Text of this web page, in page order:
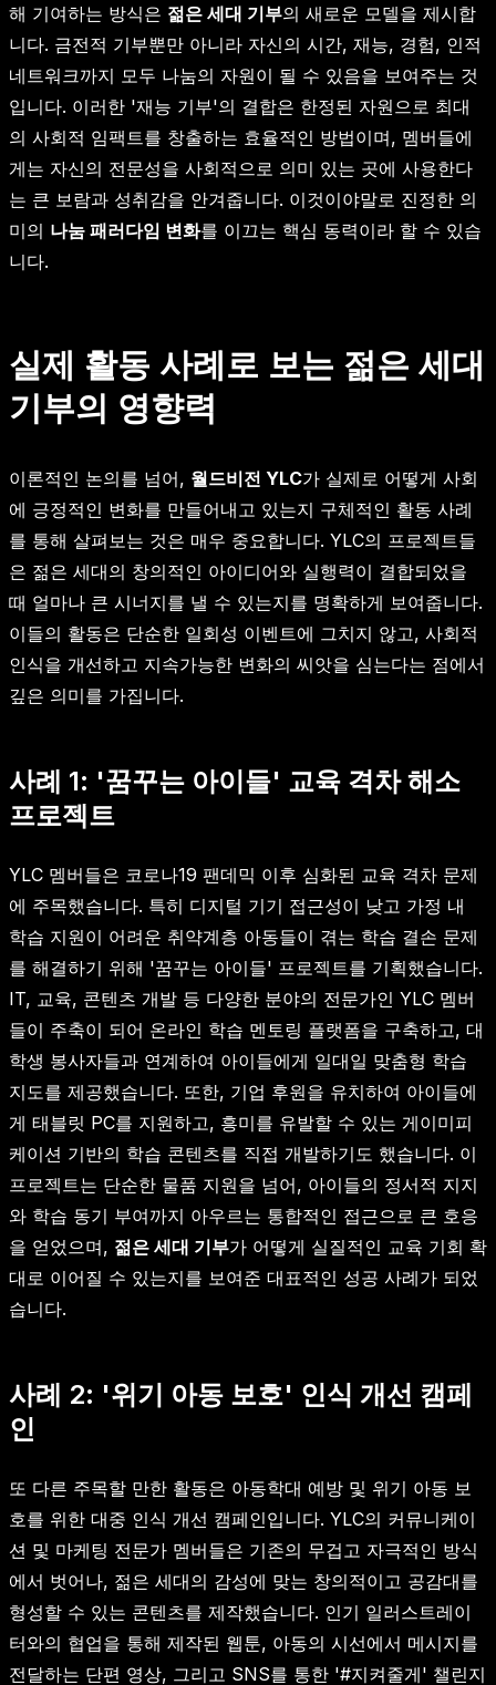
해 기여하는 방식은 젊은 세대 기부의 새로운 모델을 제시합
니다. 금전적 기부뿐만 아니라 자신의 시간, 재능, 경험, 인적
네트워크까지 모두 나눔의 자원이 될 수 있음을 보여주는 것
입니다. 이러한 '재능 기부'의 결합은 한정된 자원으로 최대
의 사회적 임팩트를 창출하는 효율적인 방법이며, 멤버들에
게는 자신의 전문성을 사회적으로 의미 있는 곳에 사용한다
는 큰 보람과 성취감을 안겨줍니다. 이것이야말로 진정한 의
미의 나눔 패러다임 변화를 이끄는 핵심 동력이라 할 수 있습
니다.
실제 활동 사례로 보는 젊은 세대
기부의 영향력
이론적인 논의를 넘어, 월드비전 YLC가 실제로 어떻게 사회
에 긍정적인 변화를 만들어내고 있는지 구체적인 활동 사례
를 통해 살펴보는 것은 매우 중요합니다. YLC의 프로젝트들
은 젊은 세대의 창의적인 아이디어와 실행력이 결합되었을
때 얼마나 큰 시너지를 낼 수 있는지를 명확하게 보여줍니다.
이들의 활동은 단순한 일회성 이벤트에 그치지 않고, 사회적
인식을 개선하고 지속가능한 변화의 씨앗을 심는다는 점에서
깊은 의미를 가집니다.
사례 1: '꿈꾸는 아이들' 교육 격차 해소
프로젝트
YLC 멤버들은 코로나19 팬데믹 이후 심화된 교육 격차 문제
에 주목했습니다. 특히 디지털 기기 접근성이 낮고 가정 내
학습 지원이 어려운 취약계층 아동들이 겪는 학습 결손 문제
를 해결하기 위해 '꿈꾸는 아이들' 프로젝트를 기획했습니다.
IT, 교육, 콘텐츠 개발 등 다양한 분야의 전문가인 YLC 멤버
들이 주축이 되어 온라인 학습 멘토링 플랫폼을 구축하고, 대
학생 봉사자들과 연계하여 아이들에게 일대일 맞춤형 학습
지도를 제공했습니다. 또한, 기업 후원을 유치하여 아이들에
게 태블릿 PC를 지원하고, 흥미를 유발할 수 있는 게이미피
케이션 기반의 학습 콘텐츠를 직접 개발하기도 했습니다. 이
프로젝트는 단순한 물품 지원을 넘어, 아이들의 정서적 지지
와 학습 동기 부여까지 아우르는 통합적인 접근으로 큰 호응
을 얻었으며, 젊은 세대 기부가 어떻게 실질적인 교육 기회 확
대로 이어질 수 있는지를 보여준 대표적인 성공 사례가 되었
습니다.
사례 2: '위기 아동 보호' 인식 개선 캠페
인
또 다른 주목할 만한 활동은 아동학대 예방 및 위기 아동 보
호를 위한 대중 인식 개선 캠페인입니다. YLC의 커뮤니케이
션 및 마케팅 전문가 멤버들은 기존의 무겁고 자극적인 방식
에서 벗어나, 젊은 세대의 감성에 맞는 창의적이고 공감대를
형성할 수 있는 콘텐츠를 제작했습니다. 인기 일러스트레이
터와의 협업을 통해 제작된 웹툰, 아동의 시선에서 메시지를
전달하는 단편 영상, 그리고 SNS를 통한 '#지켜줄게' 챌린지